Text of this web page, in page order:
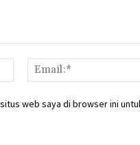
Nama:*
web saya di browser ini